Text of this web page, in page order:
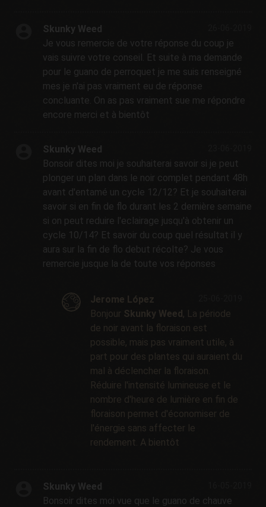
Skunky Weed
Je vous remercie de votre réponse du coup je
vais suivre votre conseil. Et suite à ma demande
pour le guano de perroquet je me suis renseigné
mes je n'ai pas vraiment eu de réponse
concluante. On as pas vraiment sue me répondre
encore merci et à bientôt
Skunky Weed
Bonsoir dites moi je souhaiterai savoir si je peut
plonger un plan dans le noir complet pendant 48h
avant d'entamé un cycle 12/12? Et je souhaiterai
savoir si en fin de flo durant les 2 dernière semaine
si on peut reduire l'eclairage jusqu'à obtenir un
cycle 10/14? Et savoir du coup quel résultat il y
aura sur la fin de flo debut récolte? Je vous
remercie jusque la de toute vos réponses
Jerome López
Bonjour Skunky Weed, La période
de noir avant la floraison est
possible, mais pas vraiment utile, à
part pour des plantes qui auraient du
mal à déclencher la floraison.
Réduire l'intensité lumineuse et le
nombre d'heure de lumière en fin de
floraison permet d'économiser de
l'énergie sans affecter le
rendement. A bientôt
Skunky Weed
Bonsoir dites moi vue que le guano de chauve